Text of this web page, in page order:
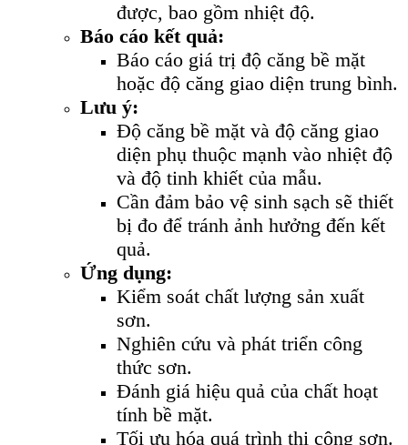
được, bao gồm nhiệt độ.
Báo cáo kết quả:
Báo cáo giá trị độ căng bề mặt
hoặc độ căng giao diện trung bình.
Lưu ý:
Độ căng bề mặt và độ căng giao
diện phụ thuộc mạnh vào nhiệt độ
và độ tinh khiết của mẫu.
Cần đảm bảo vệ sinh sạch sẽ thiết
bị đo để tránh ảnh hưởng đến kết
quả.
Ứng dụng:
Kiểm soát chất lượng sản xuất
sơn.
Nghiên cứu và phát triển công
thức sơn.
Đánh giá hiệu quả của chất hoạt
tính bề mặt.
Tối ưu hóa quá trình thi công sơn.